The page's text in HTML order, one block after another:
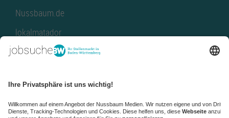
Nussbaum.de
lokalmatador
kaufinBW
NussbaumID
Nussbaum Medien